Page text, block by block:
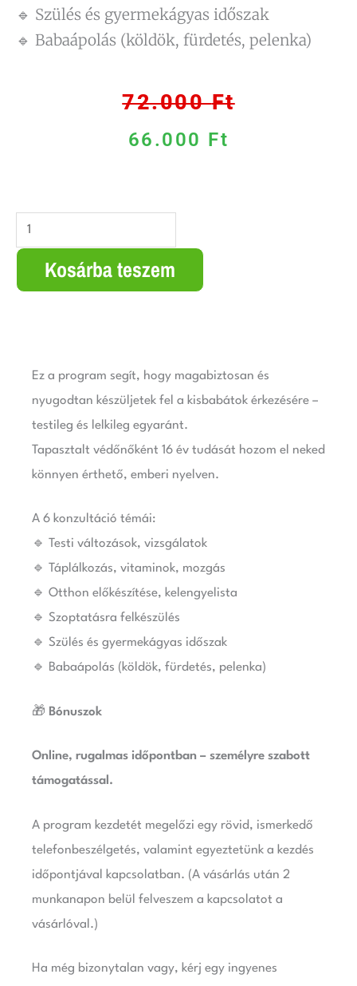
🔹 Szülés és gyermekágyas időszak
🔹 Babaápolás (köldök, fürdetés, pelenka)
72.000Ft
Original
66.000 Ft
Current
Békés
babavárás,
Kosárba teszem
Ez a program segít, hogy magabiztosan és
nyugodtan készüljetek fel a kisbabátok érkezésére –
testileg és lelkileg egyaránt.
Tapasztalt védőnőként 16 év tudását hozom el neked
könnyen érthető, emberi nyelven.
A 6 konzultáció témái:
🔹 Testi változások, vizsgálatok
🔹 Táplálkozás, vitaminok, mozgás
🔹 Otthon előkészítése, kelengyelista
🔹 Szoptatásra felkészülés
🔹 Szülés és gyermekágyas időszak
🔹 Babaápolás (köldök, fürdetés, pelenka)
🎁 Bónuszok
Online, rugalmas időpontban – személyre szabott
támogatással.
A program kezdetét megelőzi egy rövid, ismerkedő
telefonbeszélgetés, valamint egyeztetünk a kezdés
időpontjával kapcsolatban. (A vásárlás után 2
munkanapon belül felveszem a kapcsolatot a
vásárlóval.)
Ha még bizonytalan vagy, kérj egy ingyenes